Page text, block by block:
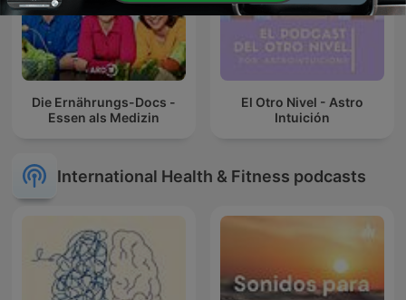
Die Ernährungs-Docs -
Essen als Medizin
El Otro Nivel - Astro
Intuición
International Health & Fitness podcasts